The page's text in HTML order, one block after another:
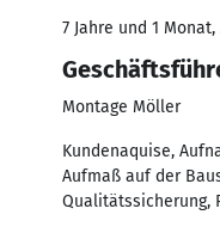
7 Jahre und 1
Montage Möller
Kundenaquise,
Aufmaß auf der
Qualitätssicherung,